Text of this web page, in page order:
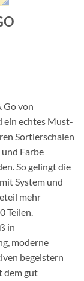
Go von
ein echtes Must-
Sortierschalen
Farbe
So gelingt die
System und
mehr
Teilen.
in
moderne
begeistern
dem gut